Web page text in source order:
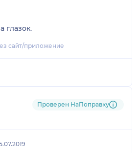
глазок.
сайт/приложение
Проверен НаПоправку